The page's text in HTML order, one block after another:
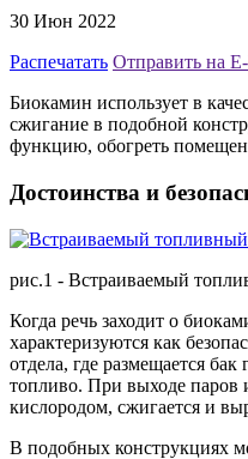
30 Июн 2022
Распечатать Отправить на
Биокамин использует в
сжигание в подобной
функцию, обогреть
Достоинства и
рис.1 - Встраиваемый
Когда речь заходит о
характеризуются как
отдела, где размещается
топливо. При выходе паров
кислородом, сжигается и
В подобных конструкциях